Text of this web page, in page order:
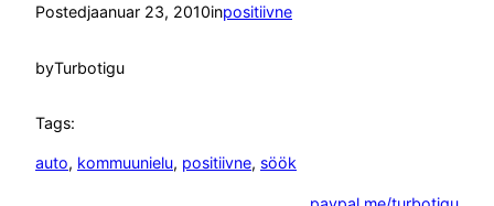
Postedjaanuar 23, 2010inpositiivne
byTurbotigu
Tags:
auto, kommuunielu, positiivne, söök